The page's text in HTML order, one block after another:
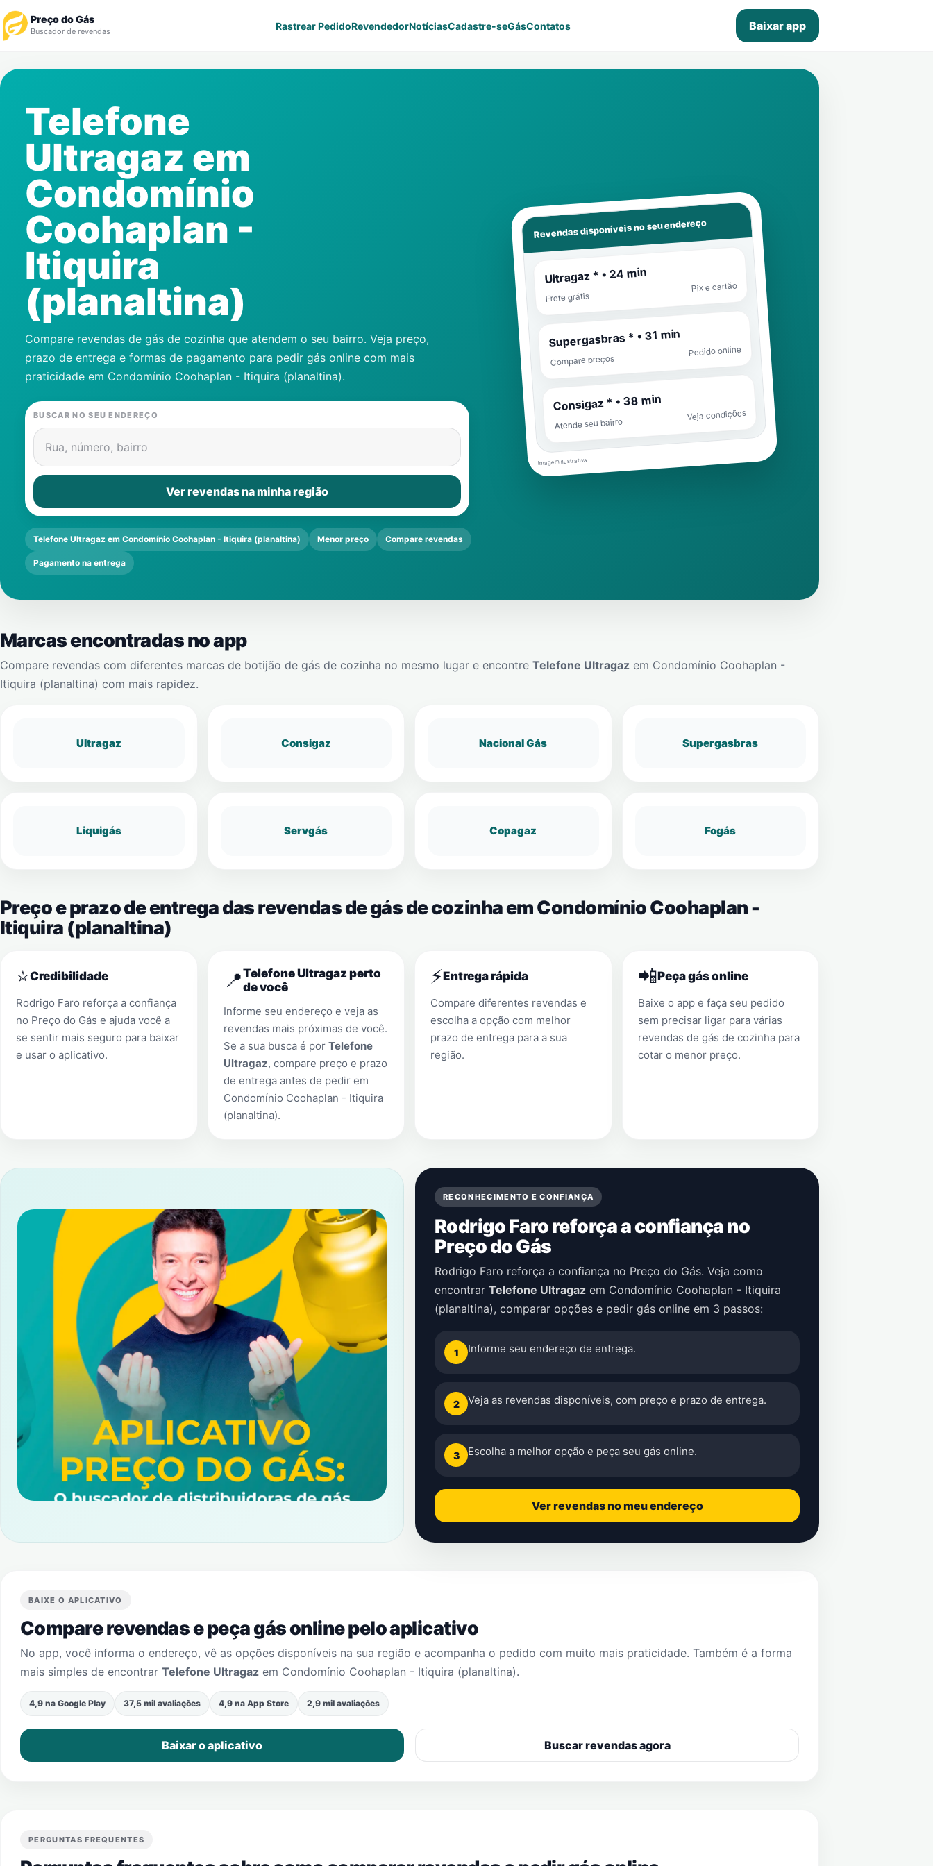
Preço do Gás
Buscador de revendas Rastrear PedidoRevendedorNotíciasCadastre-seGásContatos Baixar app
Revendedor
Cadastre-se
Gás
Contatos
Telefone
Ultragaz em
Condomínio
Coohaplan -
Itiquira
(planaltina)
Compare revendas de gás de cozinha que atendem o seu bairro. Veja preço,
prazo de entrega e formas de pagamento para pedir gás online com mais
praticidade em Condomínio Coohaplan - Itiquira (planaltina).
BUSCAR NO SEU ENDEREÇO
Rua, número, bairro
Ver revendas na minha região
Telefone Ultragaz em Condomínio Coohaplan - Itiquira (planaltina) Menor preço Compare revendas
Pagamento na entrega
Revendas disponíveis no seu endereço
Ultragaz * • 24 min
Frete grátis
Pix e cartão
Supergasbras * • 31 min
Compare preços
Pedido online
Consigaz * • 38 min
Atende seu bairro
Veja condições
Imagem ilustrativa
Marcas encontradas no app
Compare revendas com diferentes marcas de botijão de gás de cozinha no mesmo lugar e encontre Telefone Ultragaz em Condomínio Coohaplan -
Itiquira (planaltina) com mais rapidez.
Ultragaz Consigaz Nacional Gás Supergasbras
Liquigás Servgás Copagaz Fogás
Preço e prazo de entrega das revendas de gás de cozinha em Condomínio Coohaplan -
Itiquira (planaltina)
⭐Credibilidade
Rodrigo Faro reforça a confiança
no Preço do Gás e ajuda você a
se sentir mais seguro para baixar
e usar o aplicativo.
📍Telefone Ultragaz perto
de você
Informe seu endereço e veja as
revendas mais próximas de você.
Se a sua busca é por Telefone
Ultragaz, compare preço e prazo
de entrega antes de pedir em
Condomínio Coohaplan - Itiquira
(planaltina).
⚡Entrega rápida
Compare diferentes revendas e
escolha a opção com melhor
prazo de entrega para a sua
região.
📲Peça gás online
Baixe o app e faça seu pedido
sem precisar ligar para várias
revendas de gás de cozinha para
cotar o menor preço.
RECONHECIMENTO E CONFIANÇA
Rodrigo Faro reforça a confiança no
Preço do Gás
Rodrigo Faro reforça a confiança no Preço do Gás. Veja como
encontrar Telefone Ultragaz em Condomínio Coohaplan - Itiquira
(planaltina), comparar opções e pedir gás online em 3 passos:
1 Informe seu endereço de entrega.
2 Veja as revendas disponíveis, com preço e prazo de entrega.
3 Escolha a melhor opção e peça seu gás online.
Ver revendas no meu endereço
BAIXE O APLICATIVO
Compare revendas e peça gás online pelo aplicativo
No app, você informa o endereço, vê as opções disponíveis na sua região e acompanha o pedido com muito mais praticidade. Também é a forma
mais simples de encontrar Telefone Ultragaz em Condomínio Coohaplan - Itiquira (planaltina).
4,9 na Google Play 37,5 mil avaliações 4,9 na App Store 2,9 mil avaliações
Baixar o aplicativo Buscar revendas agora
PERGUNTAS FREQUENTES